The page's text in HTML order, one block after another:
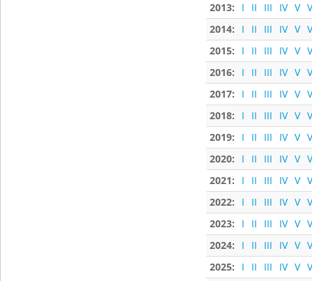
2013:
I II III IV V
2014:
I II III IV V
2015:
I II III IV V
2016:
I II III IV V
2017:
I II III IV V
2018:
I II III IV V
2019:
I II III IV V
2020:
I II III IV V
2021:
I II III IV V
2022:
I II III IV V
2023:
I II III IV V
2024:
I II III IV V
2025:
I II III IV V